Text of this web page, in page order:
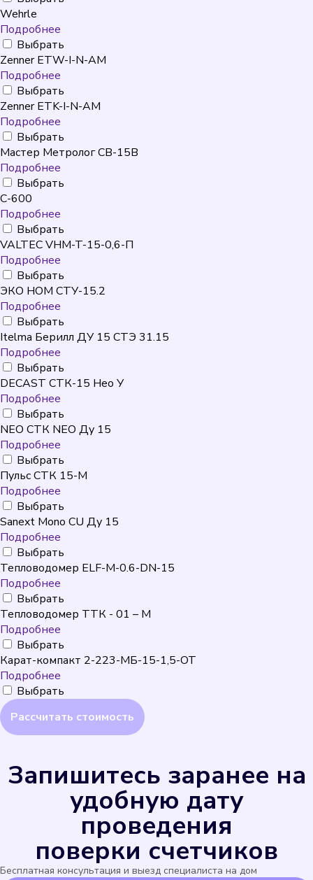
Wehrle
Подробнее
Выбрать
Zenner ETW-I-N-AM
Подробнее
Выбрать
Zenner ETK-I-N-AM
Подробнее
Выбрать
Мастер Метролог СВ-15В
Подробнее
Выбрать
C-600
Подробнее
Выбрать
VALTEC VHM-T-15-0,6-П
Подробнее
Выбрать
ЭКО НОМ СТУ-15.2
Подробнее
Выбрать
Itelma Берилл ДУ 15 СТЭ 31.15
Подробнее
Выбрать
DECAST СТК-15 Нео У
Подробнее
Выбрать
NEO CТК NEO Ду 15
Подробнее
Выбрать
Пульс СТК 15-М
Подробнее
Выбрать
Sanext Mono CU Ду 15
Подробнее
Выбрать
Тепловодомер ELF-M-0.6-DN-15
Подробнее
Выбрать
Тепловодомер ТТК - 01 – М
Подробнее
Выбрать
Карат-компакт 2-223-МБ-15-1,5-ОТ
Подробнее
Выбрать
Запишитесь заранее на
удобную дату
проведения
поверки счетчиков
Бесплатная консультация и выезд специалиста на дом